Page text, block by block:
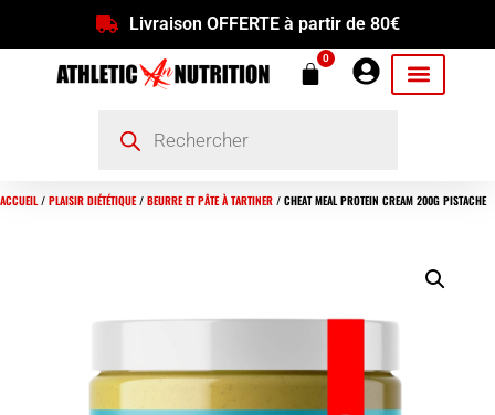
Livraison OFFERTE à partir de 80€
0
ACCUEIL/ PLAISIR DIÉTÉTIQUE/ BEURRE ET PÂTE À TARTINER / CHEAT MEAL PROTEIN CREAM 200G PISTACHE